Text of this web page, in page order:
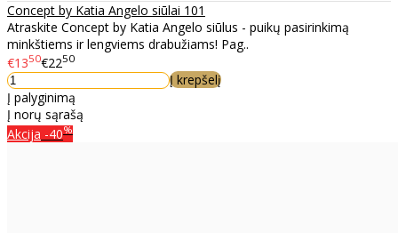
Concept by Katia Angelo siūlai 101
Atraskite Concept by Katia Angelo siūlus - puikų pasirinkimą
minkštiems ir lengviems drabužiams! Pag..
€1350€2250
Į krepšelį
Į palyginimą
Į norų sąrašą
Akcija -40%